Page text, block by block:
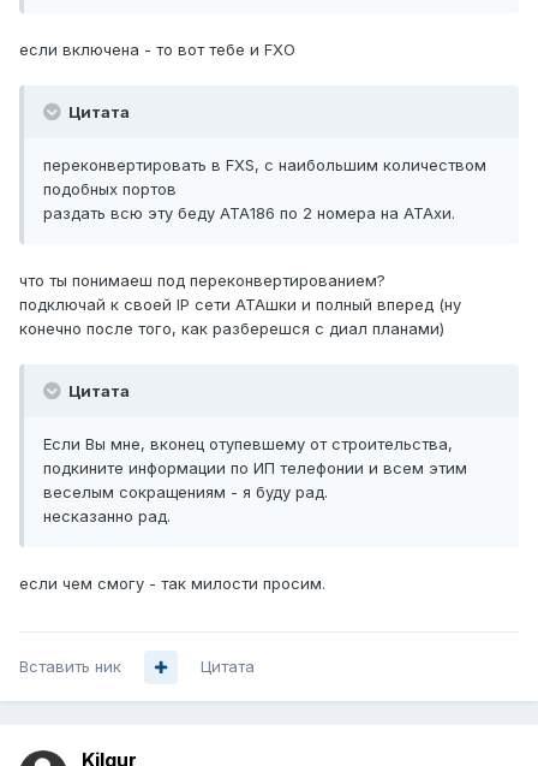
если включена - то вот тебе и FXO
Цитата
переконвертировать в FXS, с наибольшим количеством
подобных портов
раздать всю эту беду ATA186 по 2 номера на ATAхи.
что ты понимаеш под переконвертированием?
подключай к своей IP сети АТАшки и полный вперед (ну
конечно после того, как разберешся с диал планами)
Цитата
Если Вы мне, вконец отупевшему от строительства,
подкините информации по ИП телефонии и всем этим
веселым сокращениям - я буду рад.
несказанно рад.
если чем смогу - так милости просим.
Вставить ник Цитата
Kilgur